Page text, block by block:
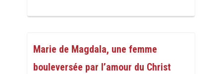
Marie de Magdala, une femme
bouleversée par l’amour du Christ